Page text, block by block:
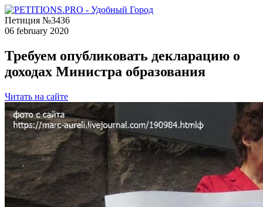
Петиция №3436
06 february 2020
Требуем опубликовать декларацию о
доходах Министра образования
Читать на сайте